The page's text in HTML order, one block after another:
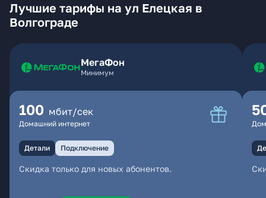
Лучшие тарифы на ул Елецкая в
Волгограде
МегаФон
Минимум
100 мбит/сек
Домашний интернет
Детали Подключение
Скидка только для новых абонентов.